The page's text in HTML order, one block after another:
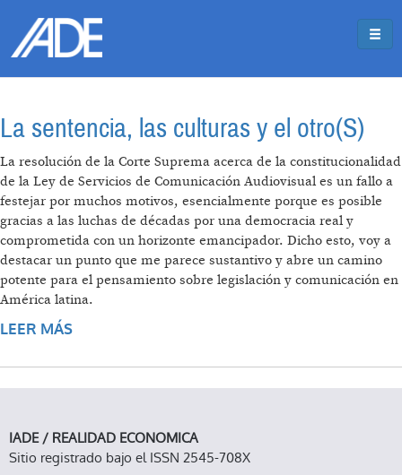
La sentencia, las culturas y el otro(S)
La resolución de la Corte Suprema acerca de la constitucionalidad
de la Ley de Servicios de Comunicación Audiovisual es un fallo a
festejar por muchos motivos, esencialmente porque es posible
gracias a las luchas de décadas por una democracia real y
comprometida con un horizonte emancipador. Dicho esto, voy a
destacar un punto que me parece sustantivo y abre un camino
potente para el pensamiento sobre legislación y comunicación en
América latina.
LEER MÁS
IADE / REALIDAD ECONOMICA
Sitio registrado bajo el ISSN 2545-708X